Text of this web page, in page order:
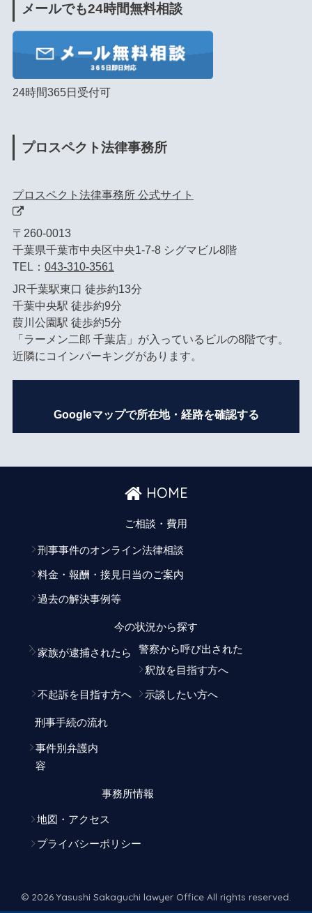
メールでも24時間無料相談
24時間365日受付可
プロスペクト法律事務所
プロスペクト法律事務所 公式サイト
〒260-0013
千葉県千葉市中央区中央1-7-8 シグマビル8階
TEL： 043-310-3561
JR千葉駅東口 徒歩約13分
千葉中央駅 徒歩約9分
葭川公園駅 徒歩約5分
「ラーメン二郎 千葉店」が入っているビルの8階です。
近隣にコインパーキングがあります。
Googleマップで所在地・経路を確認する
HOME
ご相談・費用
刑事事件のオンライン法律相談
料金・報酬・接見日当のご案内
過去の解決事例等
今の状況から探す
家族が逮捕されたら
警察から呼び出された
釈放を目指す方へ
不起訴を目指す方へ 示談したい方へ
刑事手続の流れ
事件別弁護内
容
事務所情報
地図・アクセス
プライバシーポリシー
© 2026 Yasushi Sakaguchi lawyer Office All rights reserved.